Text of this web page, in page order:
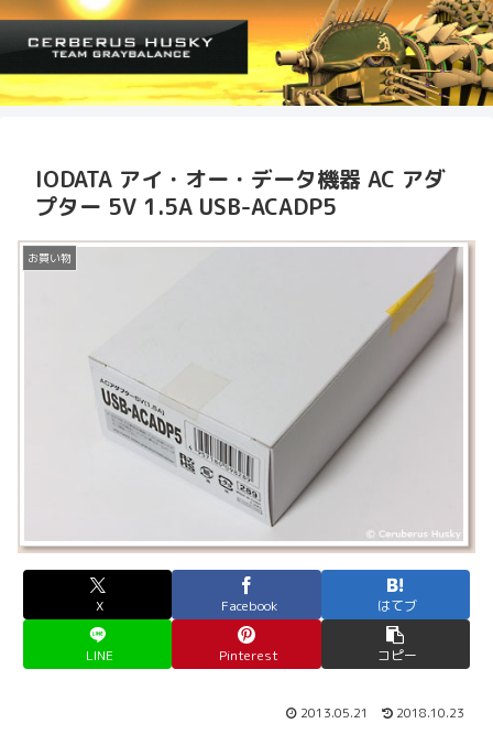
IODATA アイ・オー・データ機器 AC アダ
プター 5V 1.5A USB-ACADP5
お買い物
X Facebook はてブ
LINE Pinterest コピー
2013.05.21 2018.10.23